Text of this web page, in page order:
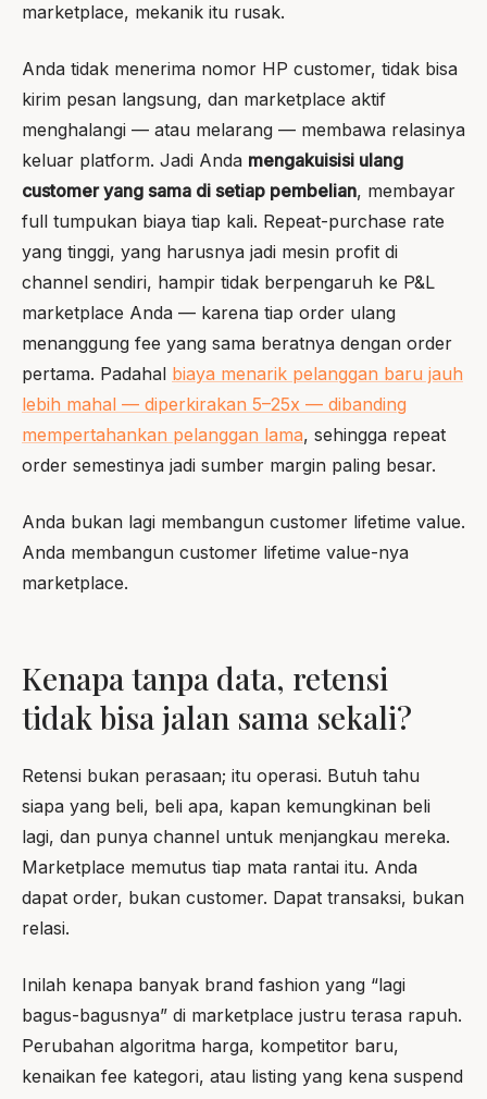
marketplace, mekanik itu rusak.
Anda tidak menerima nomor HP customer, tidak bisa
kirim pesan langsung, dan marketplace aktif
menghalangi — atau melarang — membawa relasinya
keluar platform. Jadi Anda mengakuisisi ulang
customer yang sama di setiap pembelian, membayar
full tumpukan biaya tiap kali. Repeat-purchase rate
yang tinggi, yang harusnya jadi mesin profit di
channel sendiri, hampir tidak berpengaruh ke P&L
marketplace Anda — karena tiap order ulang
menanggung fee yang sama beratnya dengan order
pertama. Padahal biaya menarik pelanggan baru jauh
lebih mahal — diperkirakan 5–25x — dibanding
mempertahankan pelanggan lama, sehingga repeat
order semestinya jadi sumber margin paling besar.
Anda bukan lagi membangun customer lifetime value.
Anda membangun customer lifetime value-nya
marketplace.
Kenapa tanpa data, retensi
tidak bisa jalan sama sekali?
Retensi bukan perasaan; itu operasi. Butuh tahu
siapa yang beli, beli apa, kapan kemungkinan beli
lagi, dan punya channel untuk menjangkau mereka.
Marketplace memutus tiap mata rantai itu. Anda
dapat order, bukan customer. Dapat transaksi, bukan
relasi.
Inilah kenapa banyak brand fashion yang “lagi
bagus-bagusnya” di marketplace justru terasa rapuh.
Perubahan algoritma harga, kompetitor baru,
kenaikan fee kategori, atau listing yang kena suspend